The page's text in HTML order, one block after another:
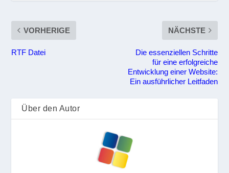
VORHERIGE
RTF Datei
NÄCHSTE
Die essenziellen Schritte
für eine erfolgreiche
Entwicklung einer Website:
Ein ausführlicher Leitfaden
Über den Autor